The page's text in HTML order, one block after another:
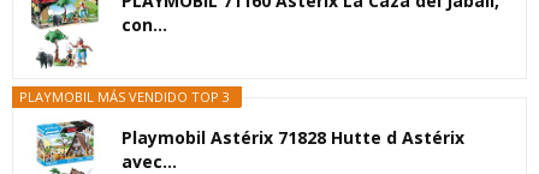
con...
PLAYMOBIL MÁS VENDIDO TOP 3
Playmobil Astérix 71828 Hutte d Astérix
avec...